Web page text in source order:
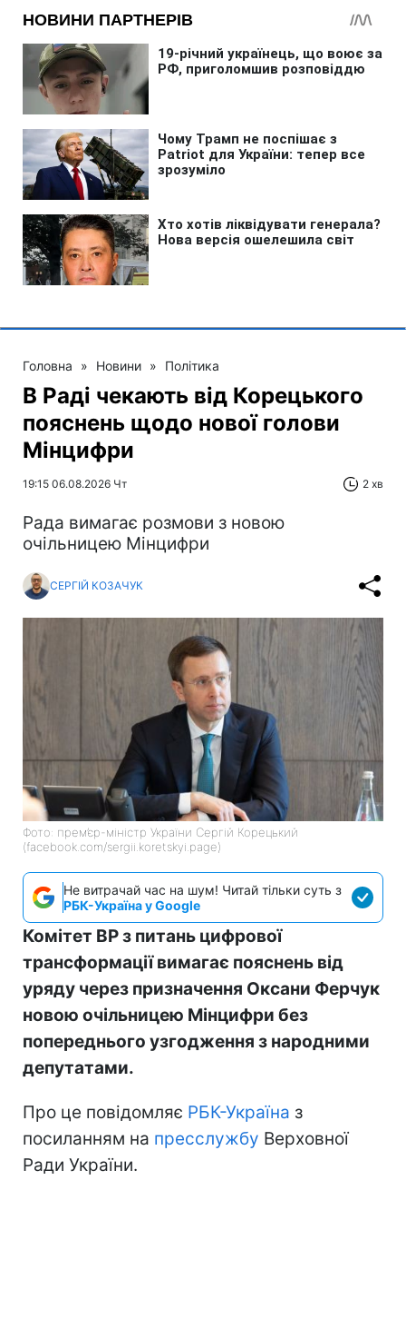
Головна » Новини » Політика
В Раді чекають від Корецького
пояснень щодо нової голови
Мінцифри
19:15 06.08.2026 Чт 2 хв
Рада вимагає розмови з новою
очільницею Мінцифри
СЕРГІЙ КОЗАЧУК
Фото: прем’єр-міністр України Сергій Корецький
(facebook.com/sergii.koretskyi.page)
Не витрачай час на шум! Читай тільки суть з
РБК-Україна у Google
Комітет ВР з питань цифрової
трансформації вимагає пояснень від
уряду через призначення Оксани Ферчук
новою очільницею Мінцифри без
попереднього узгодження з народними
депутатами.
Про це повідомляє РБК-Україна з
посиланням на пресслужбу Верховної
Ради України.